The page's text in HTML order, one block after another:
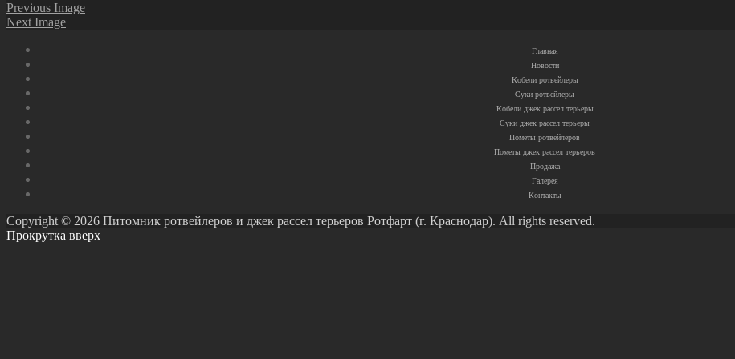
Previous Image
Next Image
Главная
Новости
Кобели ротвейлеры
Суки ротвейлеры
Кобели джек рассел терьеры
Суки джек рассел терьеры
Пометы ротвейлеров
Пометы джек рассел терьеров
Продажа
Галерея
Контакты
Copyright © 2026 Питомник ротвейлеров и джек рассел терьеров Ротфарт (г. Краснодар). All rights reserved.
Прокрутка вверх